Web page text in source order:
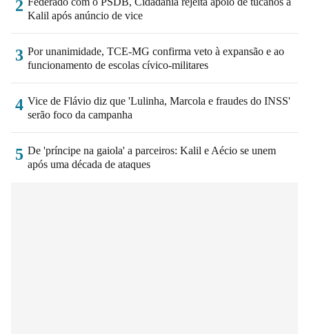
2
Kalil após anúncio de vice
3 Por unanimidade, TCE-MG confirma veto à expansão e ao
funcionamento de escolas cívico-militares
4 Vice de Flávio diz que 'Lulinha, Marcola e fraudes do INSS'
serão foco da campanha
5 De 'príncipe na gaiola' a parceiros: Kalil e Aécio se unem
após uma década de ataques